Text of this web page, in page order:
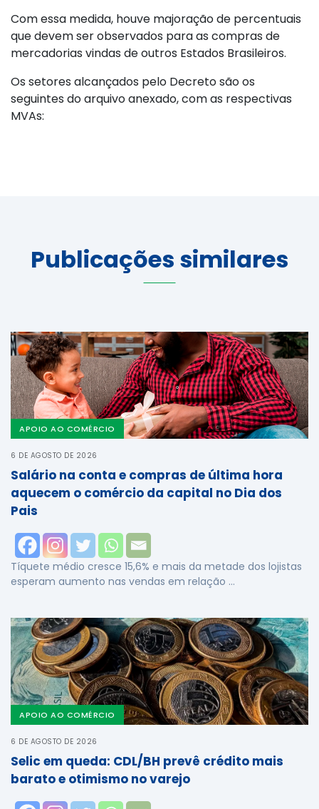
Com essa medida, houve majoração de percentuais
que devem ser observados para as compras de
mercadorias vindas de outros Estados Brasileiros.
Os setores alcançados pelo Decreto são os
seguintes do arquivo anexado, com as respectivas
MVAs:
Publicações similares
APOIO AO COMÉRCIO
6 DE AGOSTO DE 2026
Salário na conta e compras de última hora
aquecem o comércio da capital no Dia dos
Pais
Tíquete médio cresce 15,6% e mais da metade dos lojistas
esperam aumento nas vendas em relação …
APOIO AO COMÉRCIO
6 DE AGOSTO DE 2026
Selic em queda: CDL/BH prevê crédito mais
barato e otimismo no varejo